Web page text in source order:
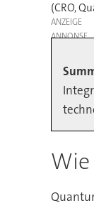
(CRO,
ANZEIGE